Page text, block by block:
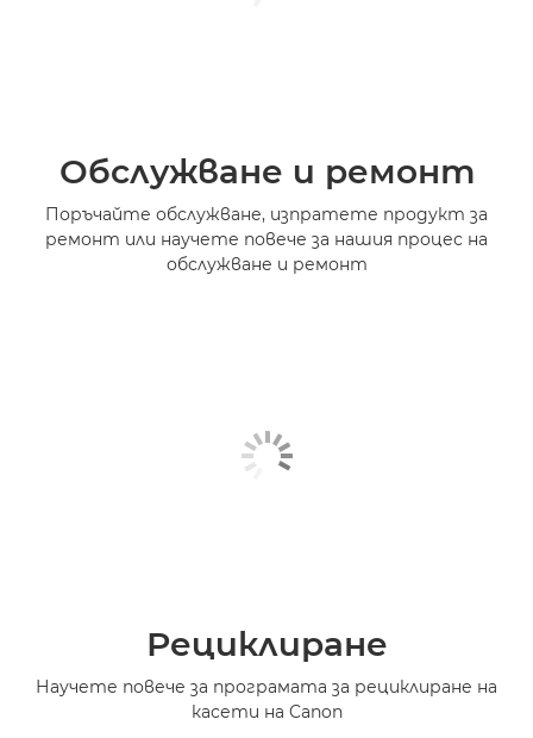
Обслужване и ремонт
Поръчайте обслужване, изпратете продукт за
ремонт или научете повече за нашия процес на
обслужване и ремонт
Рециклиране
Научете повече за програмата за рециклиране на
касети на Canon